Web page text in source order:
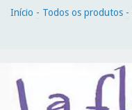
Início - Todos os produtos -